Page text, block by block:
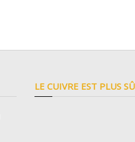
LE CUIVRE EST PLUS